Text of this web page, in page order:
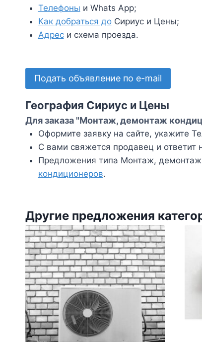
Телефоны и Whats App;
Как добраться доСириус и Цены;
Адреси схема проезда.
Подать объявление по e-mail
География Сириус и Цены
Для заказа "Монтаж, демонтаж
Оформите заявку на сайте, укажите
С вами свяжется продавец и ответит
Предложения типа Монтаж, демонтаж
кондиционеров.
Другие предложения